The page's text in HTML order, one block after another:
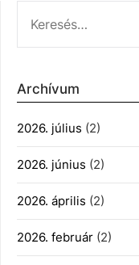
Archívum
2026. július (2)
2026. június (2)
2026. április (2)
2026. február (2)